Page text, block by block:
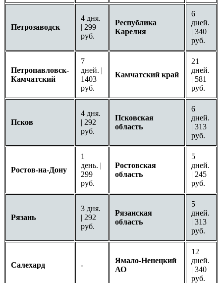
Петрозаводск
4 дня.
| 299
руб.
Республика
Карелия
6
дней.
| 340
руб.
Петропавловск-
Камчатский
7
дней. |
1403
руб.
Камчатский край
21
дней.
| 581
руб.
Псков
4 дня.
| 292
руб.
Псковская
область
6
дней.
| 313
руб.
Ростов-на-Дону
1
день. |
299
руб.
Ростовская
область
5
дней.
| 245
руб.
Рязань
3 дня.
| 292
руб.
Рязанская
область
5
дней.
| 313
руб.
Салехард -
Ямало-Ненецкий
АО
12
дней.
| 340
руб.